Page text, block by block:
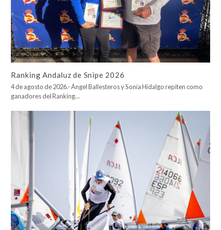
Ranking Andaluz de Snipe 2026
4 de agosto de 2026.- Ángel Ballesteros y Sonia Hidalgo repiten como
ganadores del Ranking…